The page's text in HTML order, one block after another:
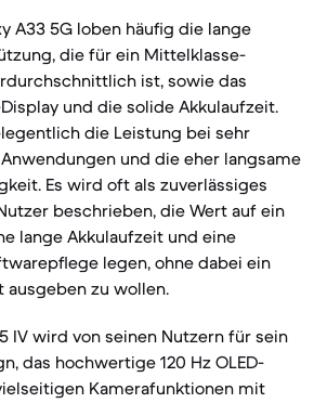
A33 5G loben häufig die lange
die für ein Mittelklasse-
ist, sowie das
und die solide Akkulaufzeit.
die Leistung bei sehr
und die eher langsame
Es wird oft als zuverlässiges
beschrieben, die Wert auf ein
lange Akkulaufzeit und eine
legen, ohne dabei ein
ausgeben zu wollen.
IV wird von seinen Nutzern für sein
das hochwertige 120 Hz OLED-
Kamerafunktionen mit